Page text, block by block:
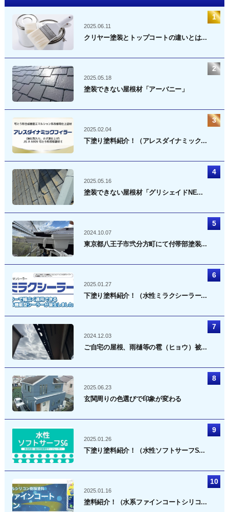
2025.06.11
クリヤー塗装とトップコートの違いとは...
2025.05.18
塗装できない屋根材「アーバニー」
2025.02.04
下塗り塗料紹介！（アレスダイナミック...
2025.05.16
塗装できない屋根材「グリシェイドNE...
2024.10.07
東京都八王子市弐分方町にて付帯部塗装...
2025.01.27
下塗り塗料紹介！（水性ミラクシーラー...
2024.12.03
ご自宅の屋根、雨樋等の雹（ヒョウ）被...
2025.06.23
玄関周りの色選びで印象が変わる
2025.01.26
下塗り塗料紹介！（水性ソフトサーフS...
2025.01.16
塗料紹介！（水系ファインコートシリコ...